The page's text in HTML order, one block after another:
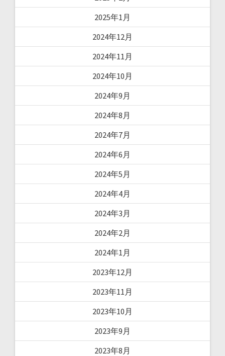
2025年1月
2024年12月
2024年11月
2024年10月
2024年9月
2024年8月
2024年7月
2024年6月
2024年5月
2024年4月
2024年3月
2024年2月
2024年1月
2023年12月
2023年11月
2023年10月
2023年9月
2023年8月